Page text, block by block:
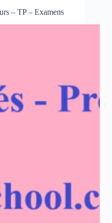
– TP – Examens